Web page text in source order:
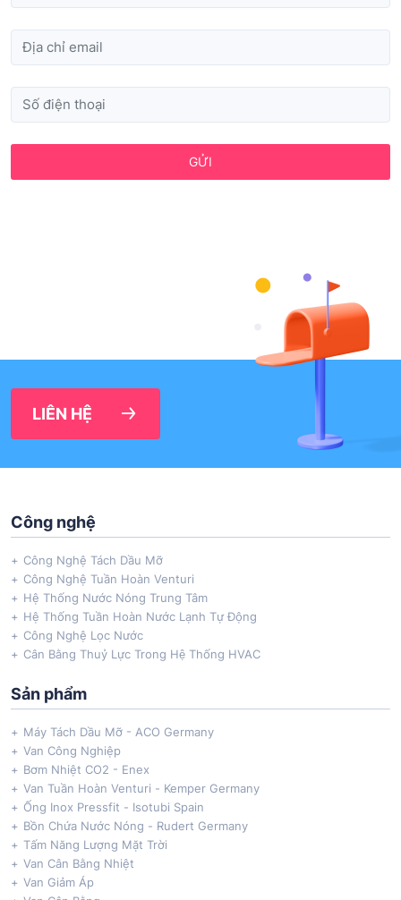
GỬI
LIÊN HỆ
Công nghệ
Công Nghệ Tách Dầu Mỡ
Công Nghệ Tuần Hoàn Venturi
Hệ Thống Nước Nóng Trung Tâm
Hệ Thống Tuần Hoàn Nước Lạnh Tự Động
Công Nghệ Lọc Nước
Cân Bằng Thuỷ Lực Trong Hệ Thống HVAC
Sản phẩm
Máy Tách Dầu Mỡ - ACO Germany
Van Công Nghiệp
Bơm Nhiệt CO2 - Enex
Van Tuần Hoàn Venturi - Kemper Germany
Ống Inox Pressfit - Isotubi Spain
Bồn Chứa Nước Nóng - Rudert Germany
Tấm Năng Lượng Mặt Trời
Van Cân Bằng Nhiệt
Van Giảm Áp